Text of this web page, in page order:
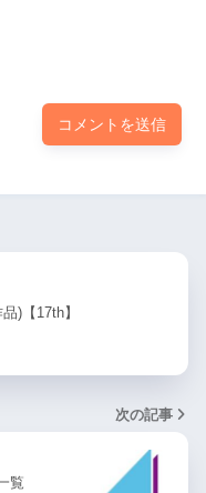
)【17th】
次の記事
覧